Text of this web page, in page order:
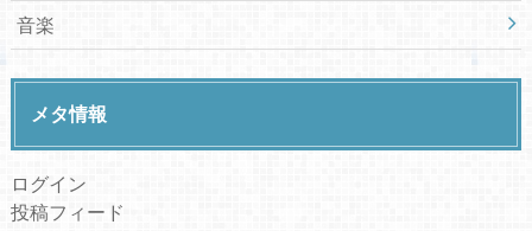
音楽
メタ情報
ログイン
投稿フィード